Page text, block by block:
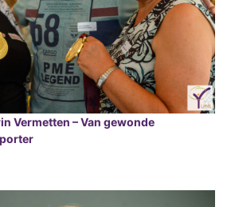
Vermetten – Van gewonde